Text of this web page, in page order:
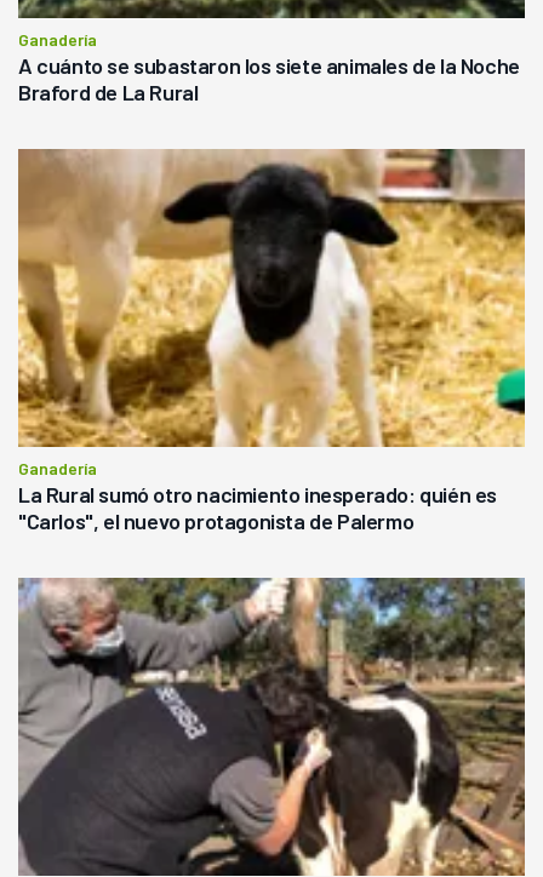
Ganadería
A cuánto se subastaron los siete animales de la Noche
Braford de La Rural
Ganadería
La Rural sumó otro nacimiento inesperado: quién es
"Carlos", el nuevo protagonista de Palermo